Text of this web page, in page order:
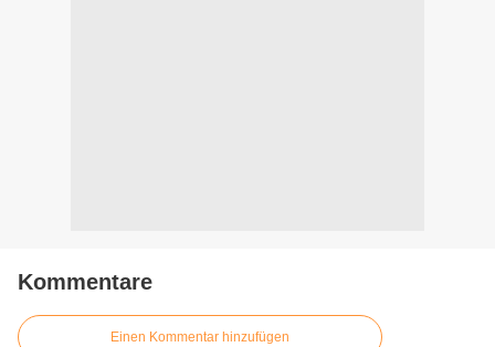
Kommentare
Einen Kommentar hinzufügen